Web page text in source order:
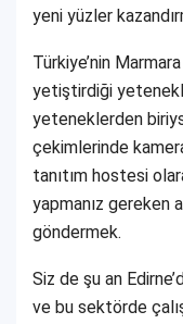
yeni yüzler
Türkiye’nin
yetiştirdiği
yeteneklerden
çekimlerinde
tanıtım hostesi
yapmanız gereken
göndermek.
Siz de şu an
ve bu sektörde